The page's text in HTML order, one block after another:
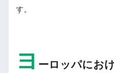
す。
ヨ ーロッパにお